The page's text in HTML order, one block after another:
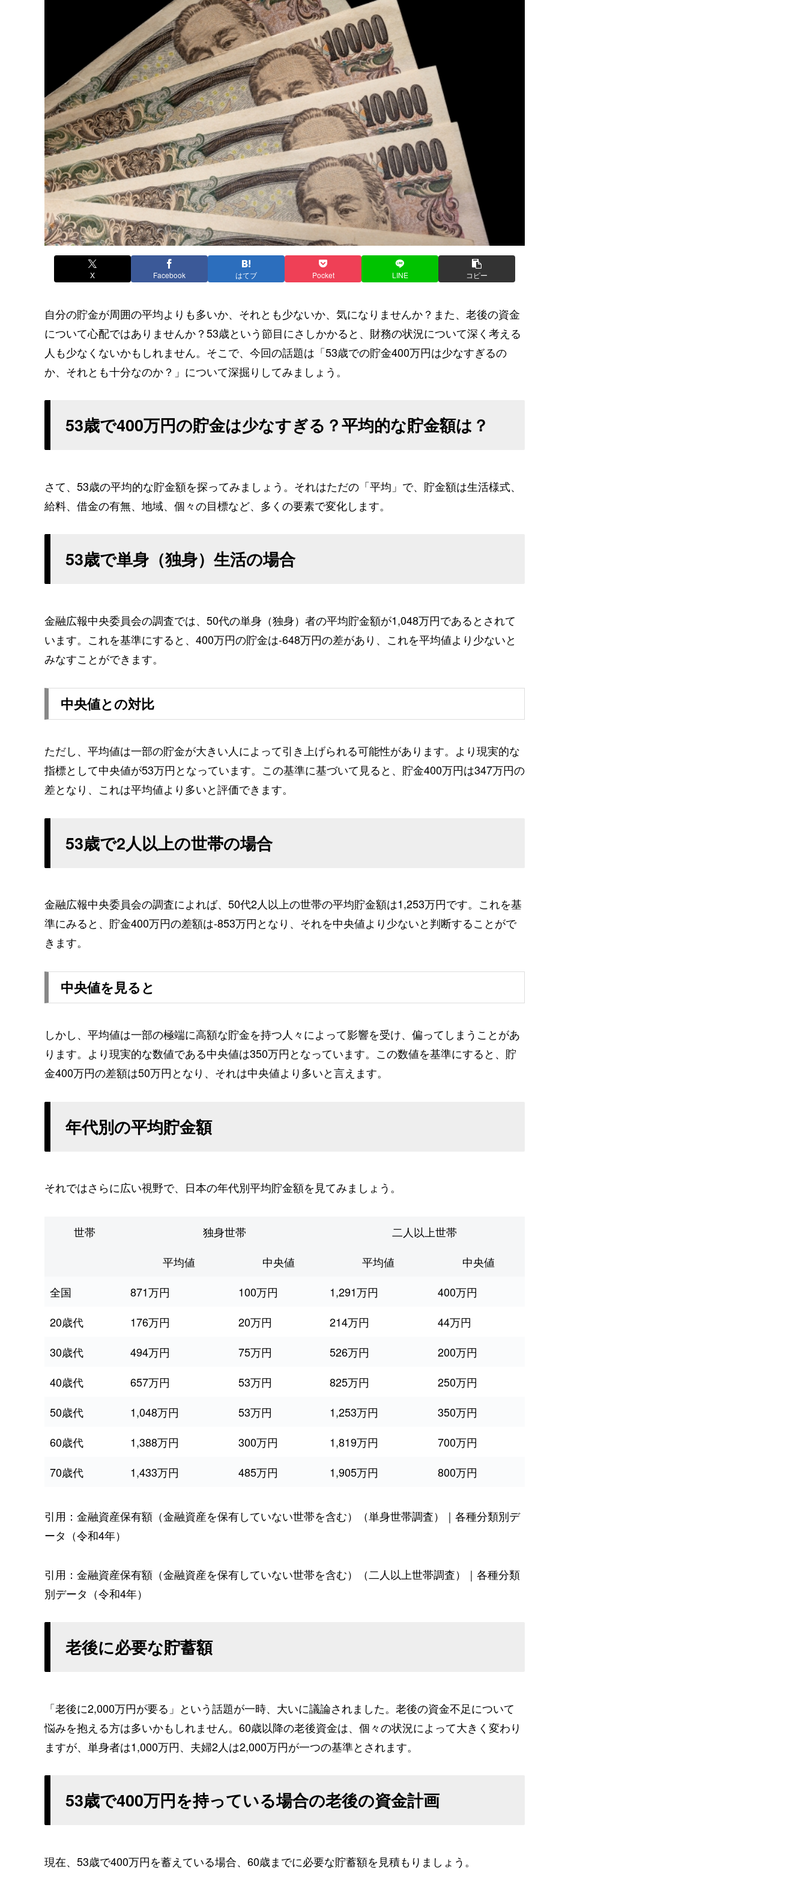
X Facebook はてブ Pocket LINE コピー
自分の貯金が周囲の平均よりも多いか、それとも少ないか、気になりませんか？また、老後の資金
について心配ではありませんか？53歳という節目にさしかかると、財務の状況について深く考える
人も少なくないかもしれません。そこで、今回の話題は「53歳での貯金400万円は少なすぎるの
か、それとも十分なのか？」について深掘りしてみましょう。
53歳で400万円の貯金は少なすぎる？平均的な貯金額は？
さて、53歳の平均的な貯金額を探ってみましょう。それはただの「平均」で、貯金額は生活様式、
給料、借金の有無、地域、個々の目標など、多くの要素で変化します。
53歳で単身（独身）生活の場合
金融広報中央委員会の調査では、50代の単身（独身）者の平均貯金額が1,048万円であるとされて
います。これを基準にすると、400万円の貯金は-648万円の差があり、これを平均値より少ないと
みなすことができます。
中央値との対比
ただし、平均値は一部の貯金が大きい人によって引き上げられる可能性があります。より現実的な
指標として中央値が53万円となっています。この基準に基づいて見ると、貯金400万円は347万円の
差となり、これは平均値より多いと評価できます。
53歳で2人以上の世帯の場合
金融広報中央委員会の調査によれば、50代2人以上の世帯の平均貯金額は1,253万円です。これを基
準にみると、貯金400万円の差額は-853万円となり、それを中央値より少ないと判断することがで
きます。
中央値を見ると
しかし、平均値は一部の極端に高額な貯金を持つ人々によって影響を受け、偏ってしまうことがあ
ります。より現実的な数値である中央値は350万円となっています。この数値を基準にすると、貯
金400万円の差額は50万円となり、それは中央値より多いと言えます。
年代別の平均貯金額
それではさらに広い視野で、日本の年代別平均貯金額を見てみましょう。
世帯 独身世帯
二人以上世帯
平均値
中央値 平均値
中央値
全国
871万円 100万円 1,291万円
400万円
20歳代
176万円 20万円 214万円
44万円
30歳代
494万円 75万円 526万円
200万円
40歳代
657万円 53万円 825万円
250万円
50歳代
1,048万円 53万円 1,253万円
350万円
60歳代
1,388万円 300万円 1,819万円
700万円
70歳代
1,433万円 485万円 1,905万円 800万円
引用：金融資産保有額（金融資産を保有していない世帯を含む）（単身世帯調査）｜各種分類別デ
ータ（令和4年）
引用：金融資産保有額（金融資産を保有していない世帯を含む）（二人以上世帯調査）｜各種分類
別データ（令和4年）
老後に必要な貯蓄額
「老後に2,000万円が要る」という話題が一時、大いに議論されました。老後の資金不足について
悩みを抱える方は多いかもしれません。60歳以降の老後資金は、個々の状況によって大きく変わり
ますが、単身者は1,000万円、夫婦2人は2,000万円が一つの基準とされます。
53歳で400万円を持っている場合の老後の資金計画
現在、53歳で400万円を蓄えている場合、60歳までに必要な貯蓄額を見積もりましょう。